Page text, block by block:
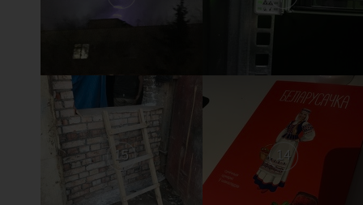
15 14